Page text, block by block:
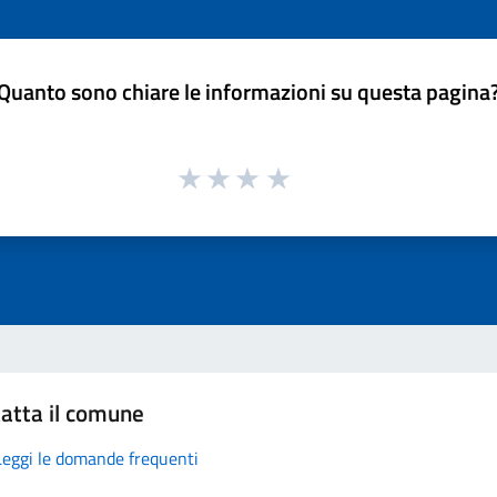
sono chiare le informazioni su questa
il comune
le domande frequenti